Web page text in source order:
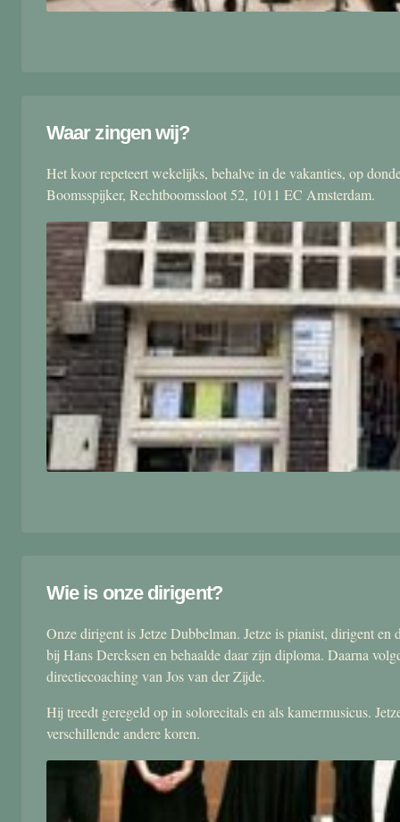
Waar zingen wij?
Het koor repeteert wekelijks, behalve in de vakanties, op
Boomsspijker, Rechtboomssloot 52, 1011 EC Amsterdam.
Wie is onze dirigent?
Onze dirigent is Jetze Dubbelman. Jetze is pianist, dirigent
bij Hans Dercksen en behaalde daar zijn diploma. Daarna
directiecoaching van Jos van der Zijde.
Hij treedt geregeld op in solorecitals en als kamermusicus.
verschillende andere koren.